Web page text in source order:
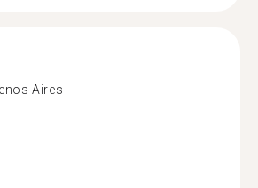
Aires